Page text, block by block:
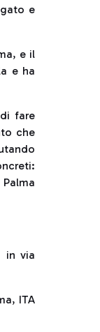
e
e il
e ha
fare
che
in via
ITA